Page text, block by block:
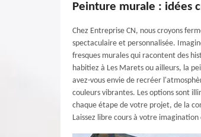
Peinture murale : idées
Chez Entreprise CN, nous croyons
spectaculaire et personnalisée.
fresques murales qui racontent des
habitiez à Les Marets ou ailleurs, la
avez-vous envie de recréer
couleurs vibrantes. Les options sont
chaque étape de votre projet, de la
Laissez libre cours à votre